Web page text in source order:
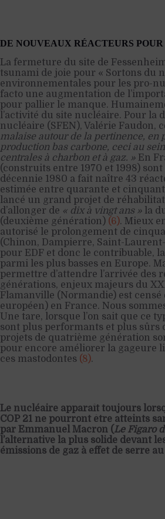
DE NOUVEAUX RÉACTEURS
La fermeture du site de
tsunami de joie pour « Sortons du
environnementales pour les pro-
facto une augmentation de
pour pallier le manque.
l’activité du site nucléaire. Pour la
nucléaire (SFEN), Valérie Faudon,
malaise autour de la pertinence,
production bas carbone, ceci au
centrales à charbon et à gaz. » En
(construits entre 1970 et 1998)
décennie 1980 a fait naître 43
estimée entre quarante et
lancé un grand projet de
d’allonger de « dix à vingt ans » la
(deuxième génération) (6). Mieux
autorisé le prolongement de
(Chinon, Dampierre, Saint-
pour EDF et donc le contribuable,
parmi les plus basses en Europe.
permettre d’attendre l’arrivée des
générations, enjeux majeurs du
Flamanville (Normandie) est
européen) en France. Nous
Une tare, lorsque l’on sait que ce
sont plus performants et plus sûrs
projets de quatrième génération
pour encore améliorer la gageure
ces mastodontes (8).
Le nucléaire apparaît toujours
COP 21 ne pourront être atteints
par Emmanuel Macron (Le Figaro
l’alternative la plus solide devant
émissions de gaz à effet de serre